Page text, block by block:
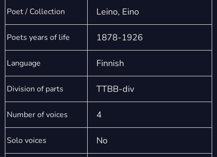
Poet / Collection Leino, Eino
Poets years of life 1878-1926
Language Finnish
Division of parts TTBB-div
Number of voices 4
Solo voices No